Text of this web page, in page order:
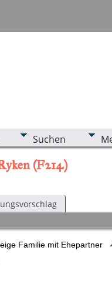
Suchen
(F214)
Familie mit Ehepartner